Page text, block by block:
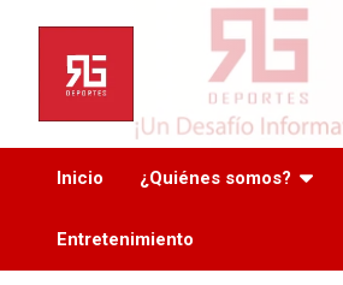
contenido
Inicio ¿Quiénes somos?
Entretenimiento